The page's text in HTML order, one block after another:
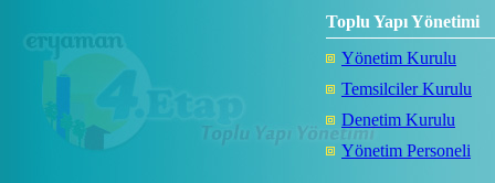
Toplu Yapı Yönetimi
Yönetim Kurulu
Temsilciler Kurulu
Denetim Kurulu
Yönetim Personeli